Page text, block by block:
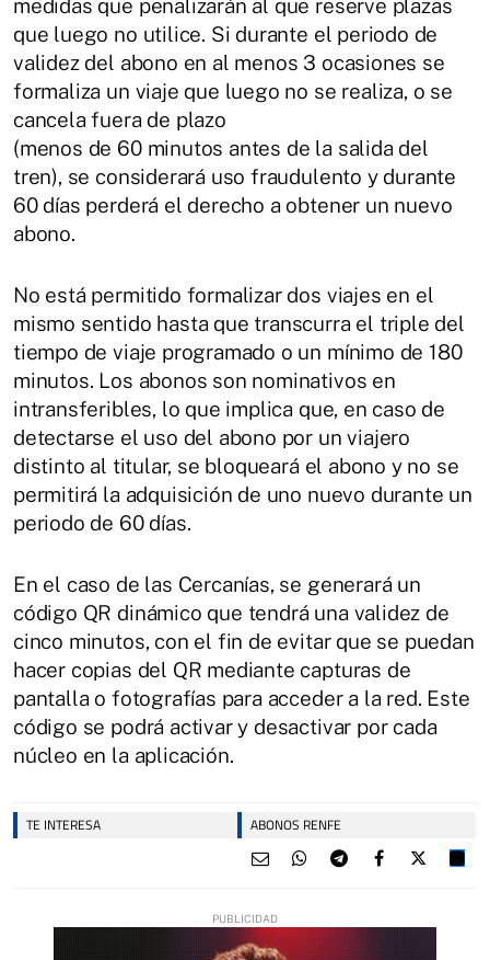
medidas que penalizarán al que reserve plazas
que luego no utilice. Si durante el periodo de
validez del abono en al menos 3 ocasiones se
formaliza un viaje que luego no se realiza, o se
cancela fuera de plazo
(menos de 60 minutos antes de la salida del
tren), se considerará uso fraudulento y durante
60 días perderá el derecho a obtener un nuevo
abono.
No está permitido formalizar dos viajes en el
mismo sentido hasta que transcurra el triple del
tiempo de viaje programado o un mínimo de 180
minutos. Los abonos son nominativos en
intransferibles, lo que implica que, en caso de
detectarse el uso del abono por un viajero
distinto al titular, se bloqueará el abono y no se
permitirá la adquisición de uno nuevo durante un
periodo de 60 días.
En el caso de las Cercanías, se generará un
código QR dinámico que tendrá una validez de
cinco minutos, con el fin de evitar que se puedan
hacer copias del QR mediante capturas de
pantalla o fotografías para acceder a la red. Este
código se podrá activar y desactivar por cada
núcleo en la aplicación.
TE INTERESA ABONOS RENFE